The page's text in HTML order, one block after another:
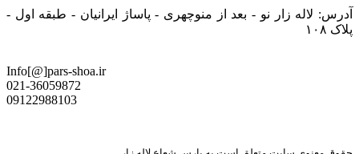
آدرس: لاله زار نو - بعد از منوچهری - پاساژ ایرانیان - طبقه اول -
پلاک ۱۰۸
Info[@]pars-shoa.ir
021-36059872
09122988103